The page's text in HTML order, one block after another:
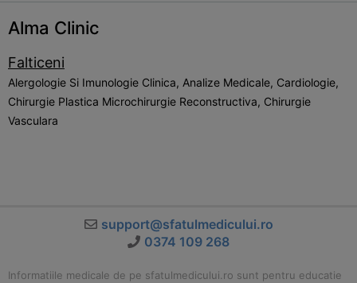
Alma Clinic
Falticeni
Alergologie Si Imunologie Clinica, Analize Medicale, Cardiologie,
Chirurgie Plastica Microchirurgie Reconstructiva, Chirurgie
Vasculara
support@sfatulmedicului.ro
0374 109 268
Informatiile medicale de pe sfatulmedicului.ro sunt pentru educatie